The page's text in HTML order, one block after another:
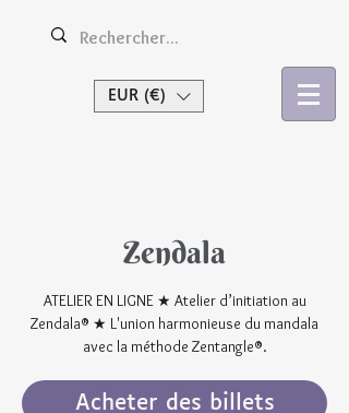
EUR (€)
Zendala
ATELIER EN LIGNE ★ Atelier d’initiation au
Zendala® ★ L'union harmonieuse du mandala
avec la méthode Zentangle®.
Acheter des billets